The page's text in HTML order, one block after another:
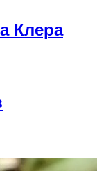
Клера